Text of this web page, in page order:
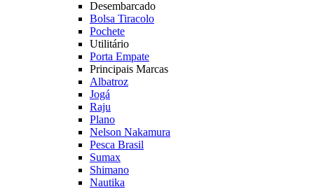
Desembarcado
Bolsa Tiracolo
Pochete
Utilitário
Porta Empate
Principais Marcas
Albatroz
Jogá
Raju
Plano
Nelson Nakamura
Pesca Brasil
Sumax
Shimano
Nautika